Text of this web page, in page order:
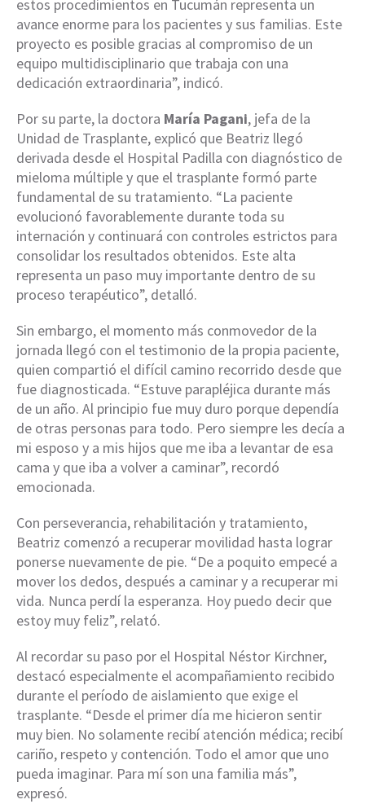
estos procedimientos en Tucumán representa un
avance enorme para los pacientes y sus familias. Este
proyecto es posible gracias al compromiso de un
equipo multidisciplinario que trabaja con una
dedicación extraordinaria”, indicó.
Por su parte, la doctora María Pagani, jefa de la
Unidad de Trasplante, explicó que Beatriz llegó
derivada desde el Hospital Padilla con diagnóstico de
mieloma múltiple y que el trasplante formó parte
fundamental de su tratamiento. “La paciente
evolucionó favorablemente durante toda su
internación y continuará con controles estrictos para
consolidar los resultados obtenidos. Este alta
representa un paso muy importante dentro de su
proceso terapéutico”, detalló.
Sin embargo, el momento más conmovedor de la
jornada llegó con el testimonio de la propia paciente,
quien compartió el difícil camino recorrido desde que
fue diagnosticada. “Estuve parapléjica durante más
de un año. Al principio fue muy duro porque dependía
de otras personas para todo. Pero siempre les decía a
mi esposo y a mis hijos que me iba a levantar de esa
cama y que iba a volver a caminar”, recordó
emocionada.
Con perseverancia, rehabilitación y tratamiento,
Beatriz comenzó a recuperar movilidad hasta lograr
ponerse nuevamente de pie. “De a poquito empecé a
mover los dedos, después a caminar y a recuperar mi
vida. Nunca perdí la esperanza. Hoy puedo decir que
estoy muy feliz”, relató.
Al recordar su paso por el Hospital Néstor Kirchner,
destacó especialmente el acompañamiento recibido
durante el período de aislamiento que exige el
trasplante. “Desde el primer día me hicieron sentir
muy bien. No solamente recibí atención médica; recibí
cariño, respeto y contención. Todo el amor que uno
pueda imaginar. Para mí son una familia más”,
expresó.